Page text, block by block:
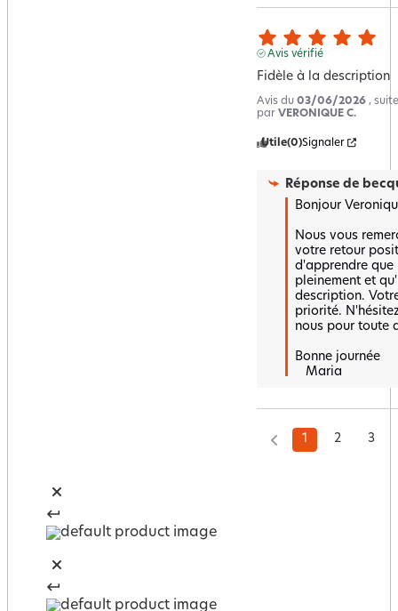
Avis vérifié
Fidèle à la description
Avis du 03/06/2026 ,
par VERONIQUE C.
Utile(0)Signaler
Réponse de
Bonjour
Nous vous
votre retour
d'apprendre
pleinement et
description.
priorité.
nous pour toute
Bonne journée
   Maria
1 2 3